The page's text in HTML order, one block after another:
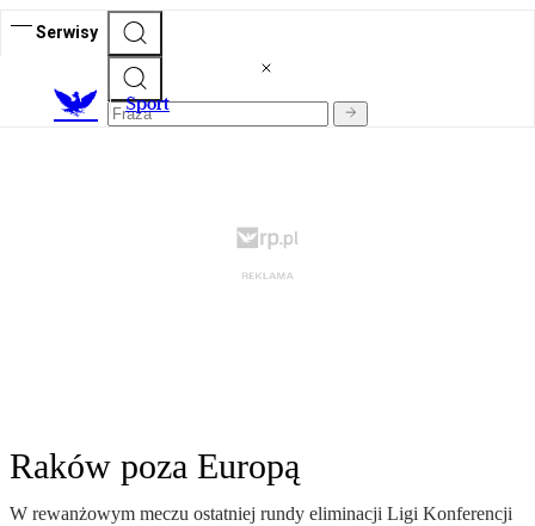
Serwisy
Sport
Raków poza Europą
W rewanżowym meczu ostatniej rundy eliminacji Ligi Konferencji